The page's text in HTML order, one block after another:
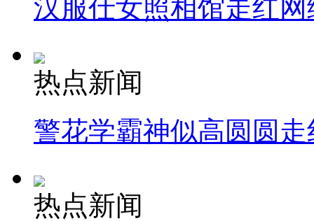
汉服仕女照相馆走红网
热点新闻
警花学霸神似高圆圆走
热点新闻